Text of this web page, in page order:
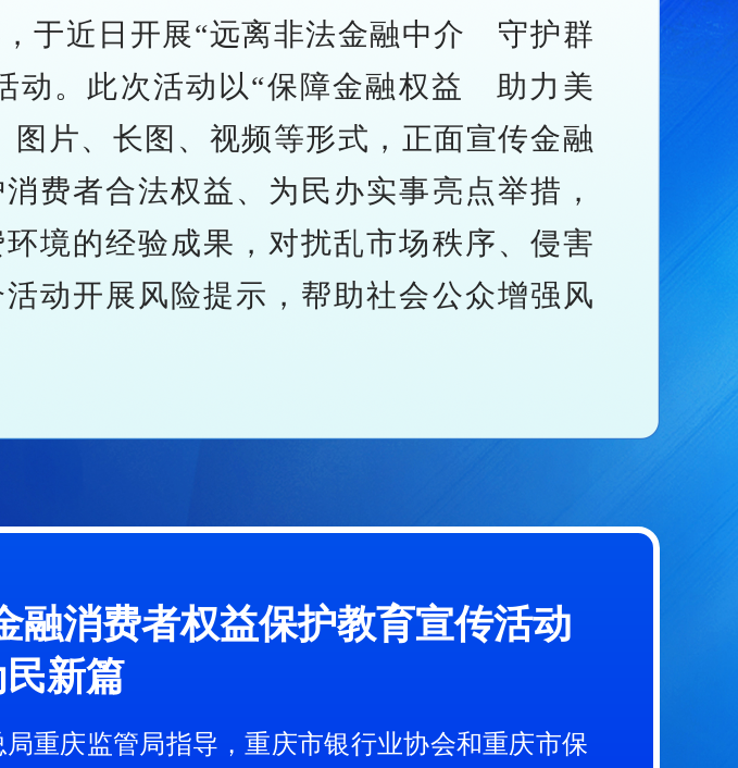
于近日开展“远离非法金融中介 守护群
动。此次活动以“保障金融权益 助力美
图片、长图、视频等形式，正面宣传金融
费者合法权益、为民办实事亮点举措，
境的经验成果，对扰乱市场秩序、侵害
动开展风险提示，帮助社会公众增强风
融消费者权益保护教育宣传活动
新篇
重庆监管局指导，重庆市银行业协会和重庆市保
”3.15主题讲座
这样护航消费者权益